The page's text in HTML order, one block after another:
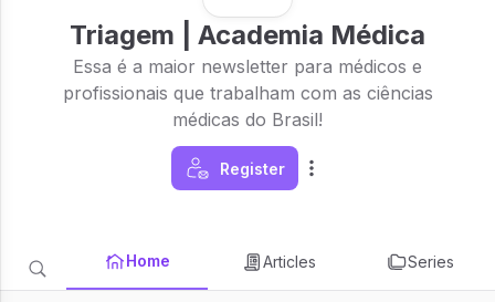
Triagem | Academia Médica
Essa é a maior newsletter para médicos e
profissionais que trabalham com as ciências
médicas do Brasil!
Register
Home Articles Series